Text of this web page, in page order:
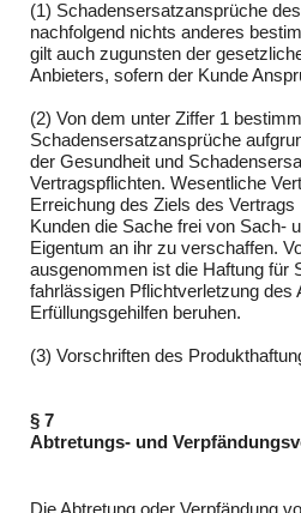
(1) Schadensersatzansprüche
nachfolgend nichts anderes
gilt auch zugunsten der
Anbieters, sofern der Kunde
(2) Von dem unter Ziffer 1
Schadensersatzansprüche
der Gesundheit und
Vertragspflichten. Wesentliche
Erreichung des Ziels des
Kunden die Sache frei von Sach-
Eigentum an ihr zu verschaffen.
ausgenommen ist die Haftung für
fahrlässigen Pflichtverletzung des
Erfüllungsgehilfen beruhen.
(3) Vorschriften des
§ 7
Abtretungs- und